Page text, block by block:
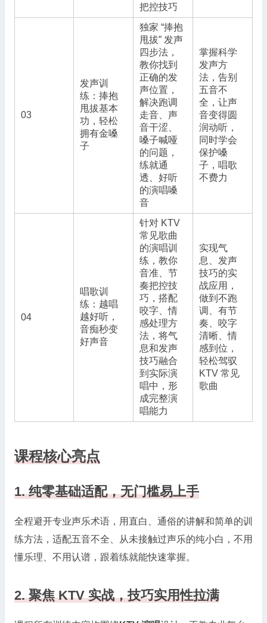
把控技巧
03
发声训
练：捧抱
甩拔基本
功，轻松
拥有金嗓
子
独家 “捧抱
甩拔” 发声
四步法，
教你找到
正确的发
声位置，
解决跑调
走音、声
音干涩、
嗓子喊哑
的问题，
练就通
透、好听
的演唱嗓
音
掌握科学
发声方
法，告别
五音不
全，让声
音变得圆
润动听，
同时学会
保护嗓
子，唱歌
不费力
04
唱歌训
练：越唱
越好听，
音痴秒变
好声音
针对 KTV
常见歌曲
的演唱训
练，教你
音准、节
奏把控技
巧，搭配
咬字、情
感处理方
法，将气
息和发声
技巧融合
到实际演
唱中，形
成完整演
唱能力
实现气
息、发声
技巧的实
战应用，
做到不跑
调、有节
奏、咬字
清晰、情
感到位，
轻松驾驭
KTV 常见
歌曲
课程核心亮点
1. 纯零基础适配，无门槛易上手
全程避开专业声乐术语，用直白、通俗的讲解和简单的训
练方法，适配五音不全、从未接触过声乐的纯小白，不用
懂乐理、不用认谱，跟着练就能快速掌握。
2. 聚焦 KTV 实战，技巧实用性拉满